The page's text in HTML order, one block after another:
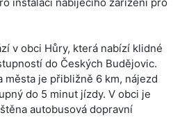
v obci Hůry, která nabízí klidné
do Českých Budějovic.
města je přibližně 6 km, nájezd
do 5 minut jízdy. V obci je
autobusová dopravní